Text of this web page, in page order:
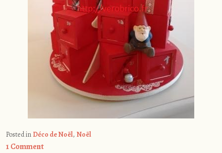
Posted in Déco de Noël, Noël
1 Comment